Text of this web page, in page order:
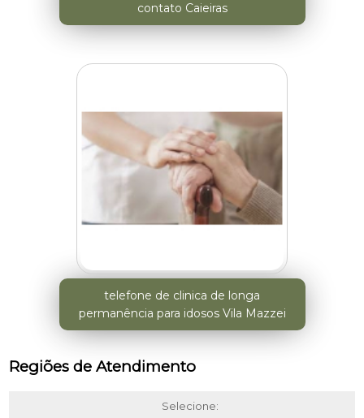
contato Caieiras
telefone de clinica de longa
permanência para idosos Vila Mazzei
Regiões de Atendimento
Selecione: